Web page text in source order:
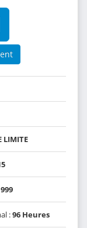
LIMITE
999
:96 Heures